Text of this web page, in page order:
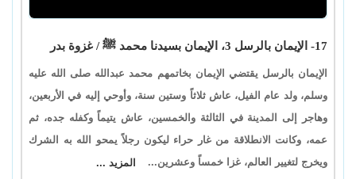
17- الإيمان بالرسل 3، الإيمان بسيدنا محمد ﷺ / غزوة بدر
الإيمان بالرسل يقتضي الإيمان بخاتمهم محمد عبدالله صلى الله عليه
وسلم، ولد عام الفيل، عاش ثلاثاً وستين سنة، وأوحي إليه في الأربعين،
وهاجر إلى المدينة في الثالثة والخمسين، عاش يتيماً وكفله جده، ثم
عمه، وكانت الانطلاقة من غار حراء ليكون رجلاً يمحو الله به الشرك
ويخرج لتغيير العالم، غزا خمساً وعشرين...
المزيد ...